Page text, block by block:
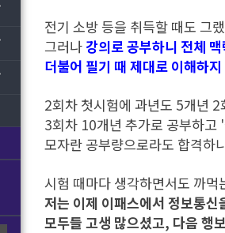
전기 소방 등을 취득할 때도 그
그러나 강의로 공부하니 전체
더불어 필기 때 제대로 이해하
2회차 첫시험에 과년도 5개년
3회차 10개년 추가로 공부하
모자란 공부량으로라도 합격하
시험 때마다 생각하면서도 까
저는 이제 이패스에서 정보통
모두들 고생 많으셨고, 다음 행